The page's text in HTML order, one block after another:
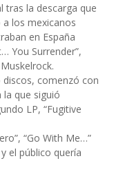
tras la descarga que
los mexicanos
en España
You Surrender”,
comenzó con
la que siguió
LP, “Fugitive
“Go With Me…”
el público quería